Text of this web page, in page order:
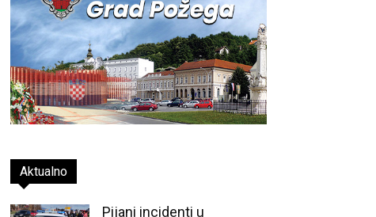
Aktualno
Pijani incidenti u